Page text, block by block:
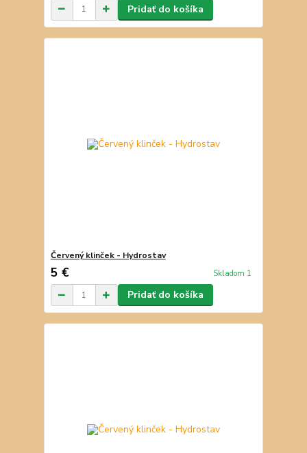
Pridať do košíka
Červený klinček - Hydrostav
5 € Skladom 1
Pridať do košíka